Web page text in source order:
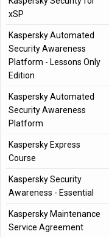
xSP
Kaspersky Automated
Security Awareness
Platform - Lessons Only
Edition
Kaspersky Automated
Security Awareness
Platform
Kaspersky Express
Course
Kaspersky Security
Awareness - Essential
Kaspersky Maintenance
Service Agreement